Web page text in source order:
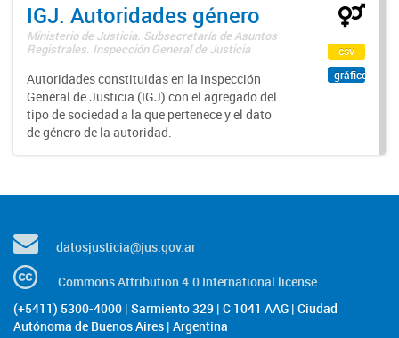
IGJ. Autoridades género
Ministerio de Justicia. Subsecretaría de Asuntos
Registrales. Inspección General de Justicia
Autoridades constituidas en la Inspección
General de Justicia (IGJ) con el agregado del
tipo de sociedad a la que pertenece y el dato
de género de la autoridad.
csv
gráfico
datosjusticia@jus.gov.ar
Commons Attribution 4.0 International license
(+5411) 5300-4000 | Sarmiento 329 | C 1041 AAG | Ciudad
Autónoma de Buenos Aires | Argentina